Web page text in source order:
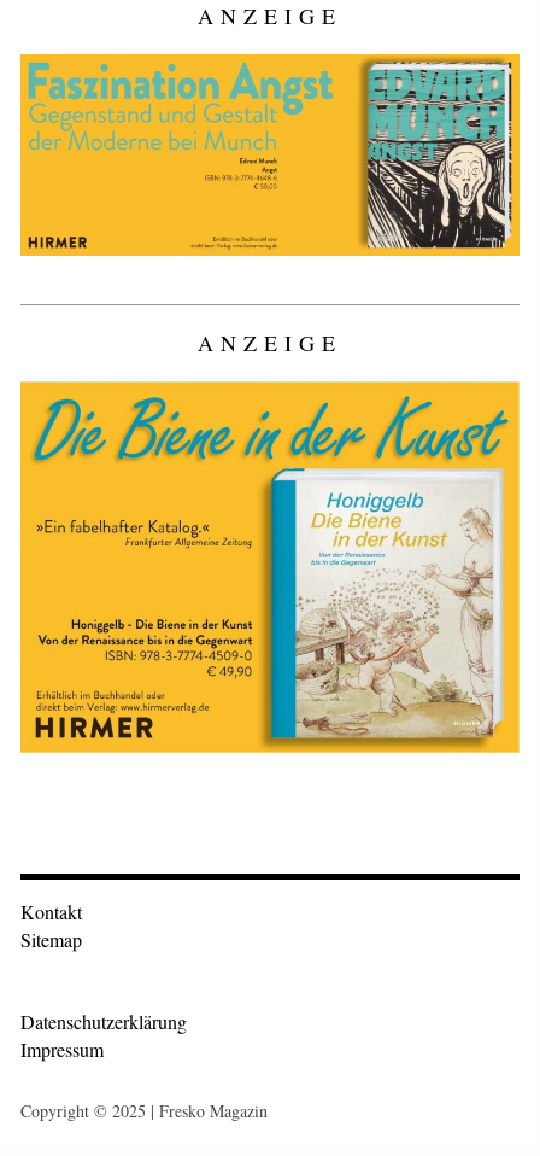
ANZEIGE
ANZEIGE
Kontakt
Sitemap
Datenschutzerklärung
Impressum
Copyright © 2025 | Fresko Magazin